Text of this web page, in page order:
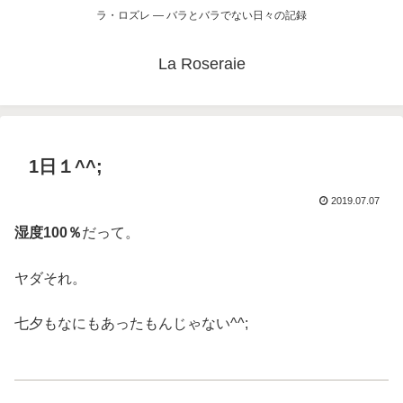
ラ・ロズレ ― バラとバラでない日々の記録
La Roseraie
1日１^^;
2019.07.07
湿度100％だって。
ヤダそれ。
七夕もなにもあったもんじゃない^^;